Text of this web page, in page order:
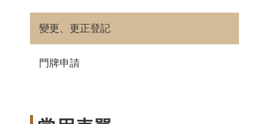
變更、更正登記
門牌申請